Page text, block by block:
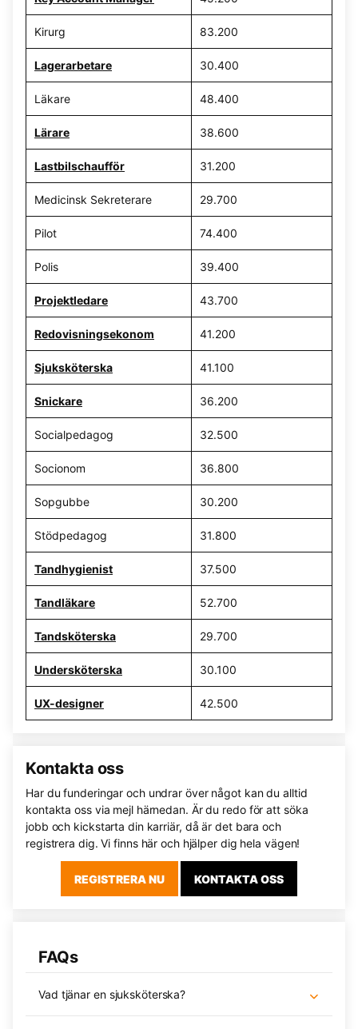
Kirurg 83.200
Lagerarbetare 30.400
Läkare 48.400
Lärare 38.600
Lastbilschaufför 31.200
Medicinsk Sekreterare 29.700
Pilot 74.400
Polis 39.400
Projektledare 43.700
Redovisningsekonom 41.200
Sjuksköterska 41.100
Snickare 36.200
Socialpedagog 32.500
Socionom 36.800
Sopgubbe 30.200
Stödpedagog 31.800
Tandhygienist 37.500
Tandläkare 52.700
Tandsköterska 29.700
Undersköterska 30.100
UX-designer 42.500
Kontakta oss
Har du funderingar och undrar över något kan du alltid
kontakta oss via mejl härnedan. Är du redo för att söka
jobb och kickstarta din karriär, då är det bara och
registrera dig. Vi finns här och hjälper dig hela vägen!
REGISTRERA NU KONTAKTA OSS
FAQs
Vad tjänar en sjuksköterska?